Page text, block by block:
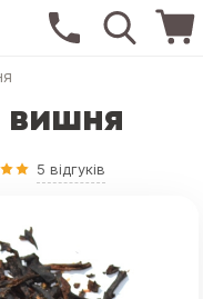
вишня
5 відгуків